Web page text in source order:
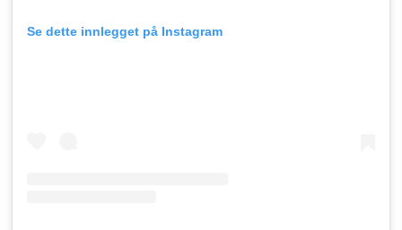
Se dette innlegget på Instagram